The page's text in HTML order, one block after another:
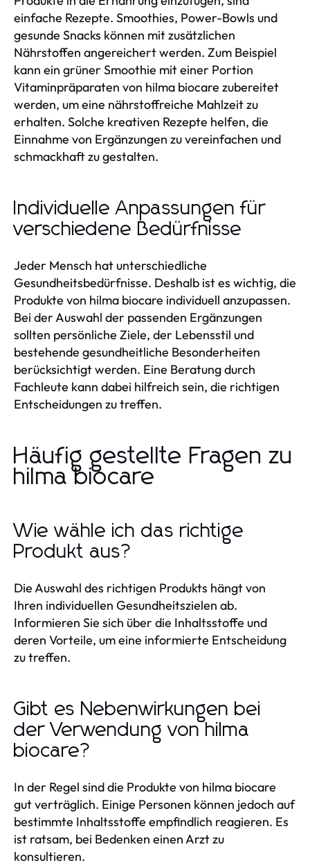
einfache Rezepte. Smoothies, Power-Bowls und
gesunde Snacks können mit zusätzlichen
Nährstoffen angereichert werden. Zum Beispiel
kann ein grüner Smoothie mit einer Portion
Vitaminpräparaten von hilma biocare zubereitet
werden, um eine nährstoffreiche Mahlzeit zu
erhalten. Solche kreativen Rezepte helfen, die
Einnahme von Ergänzungen zu vereinfachen und
schmackhaft zu gestalten.
Individuelle Anpassungen für
verschiedene Bedürfnisse
Jeder Mensch hat unterschiedliche
Gesundheitsbedürfnisse. Deshalb ist es wichtig, die
Produkte von hilma biocare individuell anzupassen.
Bei der Auswahl der passenden Ergänzungen
sollten persönliche Ziele, der Lebensstil und
bestehende gesundheitliche Besonderheiten
berücksichtigt werden. Eine Beratung durch
Fachleute kann dabei hilfreich sein, die richtigen
Entscheidungen zu treffen.
Häufig gestellte Fragen zu
hilma biocare
Wie wähle ich das richtige
Produkt aus?
Die Auswahl des richtigen Produkts hängt von
Ihren individuellen Gesundheitszielen ab.
Informieren Sie sich über die Inhaltsstoffe und
deren Vorteile, um eine informierte Entscheidung
zu treffen.
Gibt es Nebenwirkungen bei
der Verwendung von hilma
biocare?
In der Regel sind die Produkte von hilma biocare
gut verträglich. Einige Personen können jedoch auf
bestimmte Inhaltsstoffe empfindlich reagieren. Es
ist ratsam, bei Bedenken einen Arzt zu
konsultieren.